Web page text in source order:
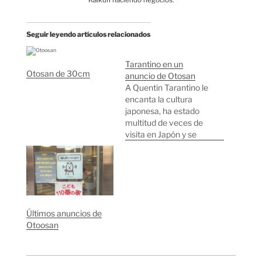
Seguir leyendo artículos relacionados
Otosan de 30cm
Tarantino en un
anuncio de Otosan
A Quentin Tarantino le
encanta la cultura
japonesa, ha estado
multitud de veces de
visita en Japón y se
Últimos anuncios de
Otoosan